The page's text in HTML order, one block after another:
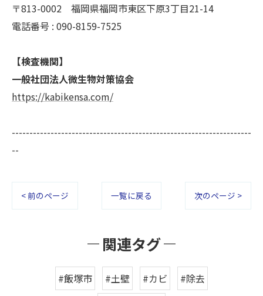
〒813-0002 福岡県福岡市東区下原3丁目21-14
電話番号 : 090-8159-7525
【検査機関】
一般社団法人微生物対策協会
https://kabikensa.com/
--------------------------------------------------------------------
--
< 前のページ 一覧に戻る 次のページ >
関連タグ
#飯塚市 #土壁 #カビ
#除去